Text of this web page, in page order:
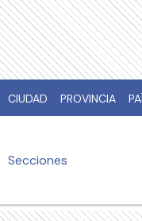
CIUDAD PROVINCIA
Secciones